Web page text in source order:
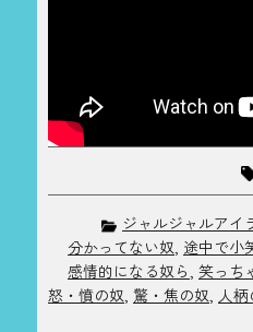
ジャルジャルアイ
分かってない奴, 途中で小
感情的になる奴ら, 笑っち
怒・憤の奴, 驚・焦の奴, 人柄